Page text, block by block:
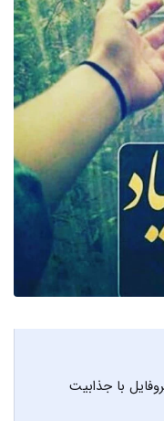
با جذابیت